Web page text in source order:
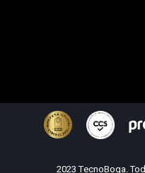
2023 TecnoBoga.